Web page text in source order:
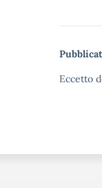
Eccetto